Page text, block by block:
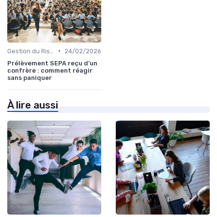
•
24/02/2026
Prélèvement SEPA reçu d’un
confrère : comment réagir
sans paniquer
À lire aussi